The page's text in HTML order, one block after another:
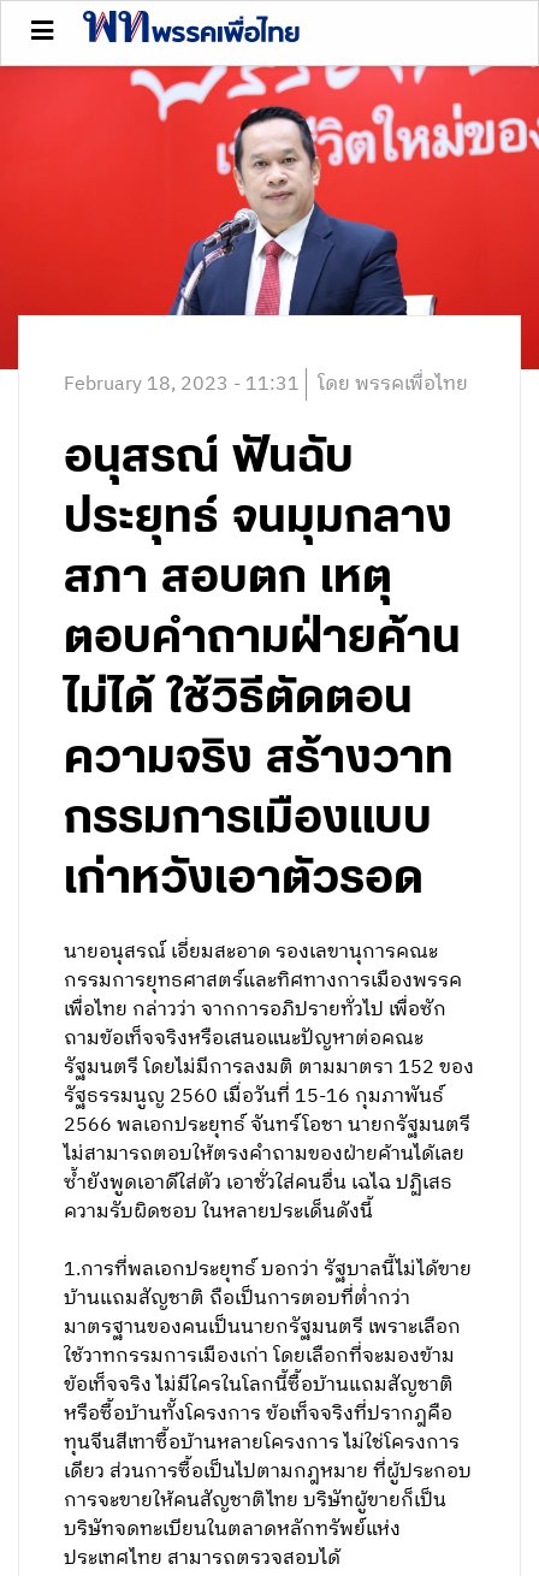
February 18, 2023 - 11:31 โดย พรรคเพื่อไทย
อนุสรณ์ ฟันฉับ
ประยุทธ์ จนมุมกลาง
สภา สอบตก เหตุ
ตอบคำถามฝ่ายค้าน
ไม่ได้ ใช้วิธีตัดตอน
ความจริง สร้างวาท
กรรมการเมืองแบบ
เก่าหวังเอาตัวรอด
นายอนุสรณ์ เอี่ยมสะอาด รองเลขานุการคณะ
กรรมการยุทธศาสตร์และทิศทางการเมืองพรรค
เพื่อไทย กล่าวว่า จากการอภิปรายทั่วไป เพื่อซัก
ถามข้อเท็จจริงหรือเสนอแนะปัญหาต่อคณะ
รัฐมนตรี​ โดยไม่มีการลงมติ​ ตามมาตรา 152 ของ
รัฐธรรมนูญ 2560​ เมื่อวันที่​ 15-16 กุมภาพันธ์​
2566 พลเอกประยุทธ์ จันทร์โอชา นายกรัฐมนตรี
ไม่สามารถตอบให้ตรงคำถามของฝ่ายค้านได้เลย
ซ้ำยังพูดเอาดีใส่ตัว เอาชั่วใส่คนอื่น เฉไฉ ปฏิเสธ
ความรับผิดชอบ ในหลายประเด็นดังนี้
1.การที่พลเอกประยุทธ์ บอกว่า รัฐบาลนี้ไม่ได้ขาย
บ้านแถมสัญชาติ ถือเป็นการตอบที่ต่ำกว่า
มาตรฐานของคนเป็นนายกรัฐมนตรี เพราะเลือก
ใช้วาทกรรมการเมืองเก่า โดยเลือกที่จะมองข้าม
ข้อเท็จจริง ไม่มีใครในโลกนี้ซื้อบ้านแถมสัญชาติ
หรือซื้อบ้านทั้งโครงการ ข้อเท็จจริงที่ปรากฎคือ
ทุนจีนสีเทาซื้อบ้านหลายโครงการ ไม่ใช่โครงการ
เดียว ส่วนการซื้อเป็นไปตามกฎหมาย ที่ผู้ประกอบ
การจะขายให้คนสัญชาติไทย บริษัทผู้ขายก็เป็น
บริษัทจดทะเบียนในตลาดหลักทรัพย์แห่ง
ประเทศไทย สามารถตรวจสอบได้